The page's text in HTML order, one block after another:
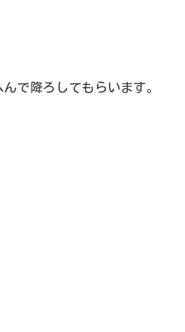
で降ろしてもらいます。